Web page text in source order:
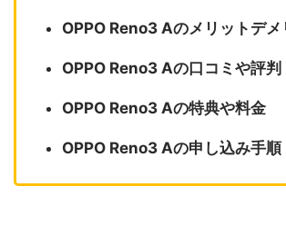
OPPO Reno3 Aのメリットデメ
OPPO Reno3 Aの口コミや評判
OPPO Reno3 Aの特典や料金
OPPO Reno3 Aの申し込み手順